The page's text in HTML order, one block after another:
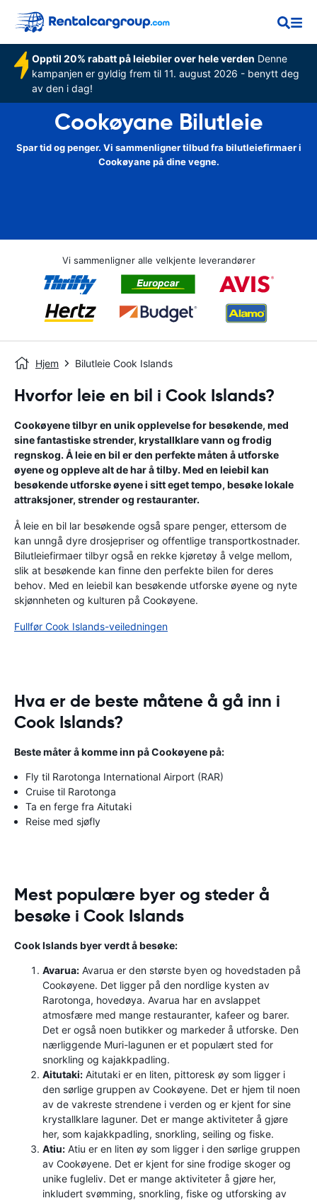
Opptil 20% rabatt på leiebiler over hele verden Denne
kampanjen er gyldig frem til 11. august 2026 - benytt deg
av den i dag!
Cookøyane Bilutleie
Spar tid og penger. Vi sammenligner tilbud fra bilutleiefirmaer i
Cookøyane på dine vegne.
Vi sammenligner alle velkjente leverandører
Hjem Bilutleie Cook Islands
Hvorfor leie en bil i Cook Islands?
Cookøyene tilbyr en unik opplevelse for besøkende, med
sine fantastiske strender, krystallklare vann og frodig
regnskog. Å leie en bil er den perfekte måten å utforske
øyene og oppleve alt de har å tilby. Med en leiebil kan
besøkende utforske øyene i sitt eget tempo, besøke lokale
attraksjoner, strender og restauranter.
Å leie en bil lar besøkende også spare penger, ettersom de
kan unngå dyre drosjepriser og offentlige transportkostnader.
Bilutleiefirmaer tilbyr også en rekke kjøretøy å velge mellom,
slik at besøkende kan finne den perfekte bilen for deres
behov. Med en leiebil kan besøkende utforske øyene og nyte
skjønnheten og kulturen på Cookøyene.
Fullfør Cook Islands-veiledningen
Hva er de beste måtene å gå inn i
Cook Islands?
Beste måter å komme inn på Cookøyene på:
Fly til Rarotonga International Airport (RAR)
Cruise til Rarotonga
Ta en ferge fra Aitutaki
Reise med sjøfly
Mest populære byer og steder å
besøke i Cook Islands
Cook Islands byer verdt å besøke:
Avarua: Avarua er den største byen og hovedstaden på
Cookøyene. Det ligger på den nordlige kysten av
Rarotonga, hovedøya. Avarua har en avslappet
atmosfære med mange restauranter, kafeer og barer.
Det er også noen butikker og markeder å utforske. Den
nærliggende Muri-lagunen er et populært sted for
snorkling og kajakkpadling.
Aitutaki: Aitutaki er en liten, pittoresk øy som ligger i
den sørlige gruppen av Cookøyene. Det er hjem til noen
av de vakreste strendene i verden og er kjent for sine
krystallklare laguner. Det er mange aktiviteter å gjøre
her, som kajakkpadling, snorkling, seiling og fiske.
Atiu: Atiu er en liten øy som ligger i den sørlige gruppen
av Cookøyene. Det er kjent for sine frodige skoger og
unike fugleliv. Det er mange aktiviteter å gjøre her,
inkludert svømming, snorkling, fiske og utforsking av